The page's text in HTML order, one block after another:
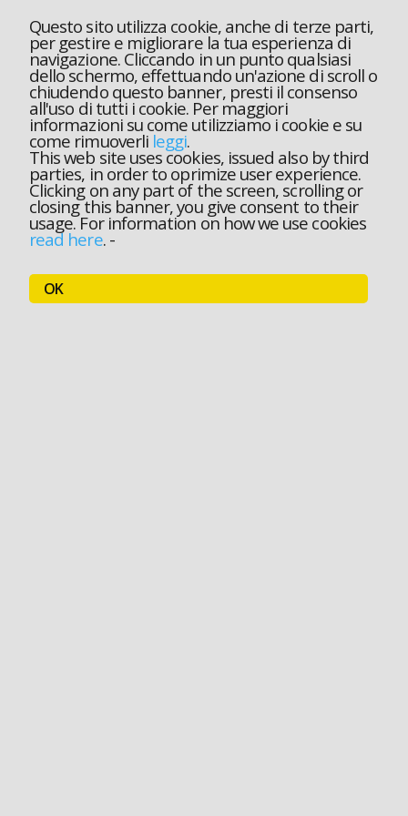
Questo sito utilizza cookie, anche di terze parti,
per gestire e migliorare la tua esperienza di
navigazione. Cliccando in un punto qualsiasi
dello schermo, effettuando un'azione di scroll o
chiudendo questo banner, presti il consenso
all'uso di tutti i cookie. Per maggiori
informazioni su come utilizziamo i cookie e su
come rimuoverli leggi.
This web site uses cookies, issued also by third
parties, in order to oprimize user experience.
Clicking on any part of the screen, scrolling or
closing this banner, you give consent to their
usage. For information on how we use cookies
read here.-
OK